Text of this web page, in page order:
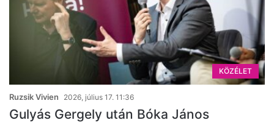
KÖZÉLET
Ruzsik Vivien 2026, július 17. 11:36
Gulyás Gergely után Bóka János